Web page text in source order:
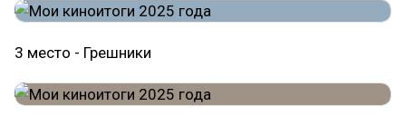
3 место - Грешники